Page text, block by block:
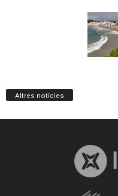
Altres notícies